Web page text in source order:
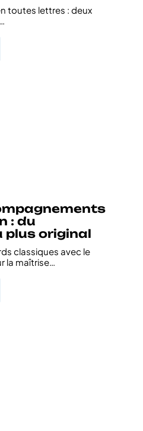
toutes lettres : deux
: du
plus original
classiques avec le
la maîtrise…